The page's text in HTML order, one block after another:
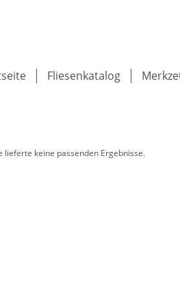
Fliesenkatalog
lieferte keine passenden Ergebnisse.